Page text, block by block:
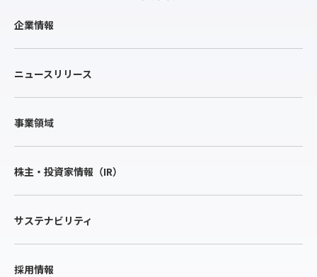
企業情報
ニュースリリース
事業領域
株主・投資家情報（IR）
サステナビリティ
採用情報